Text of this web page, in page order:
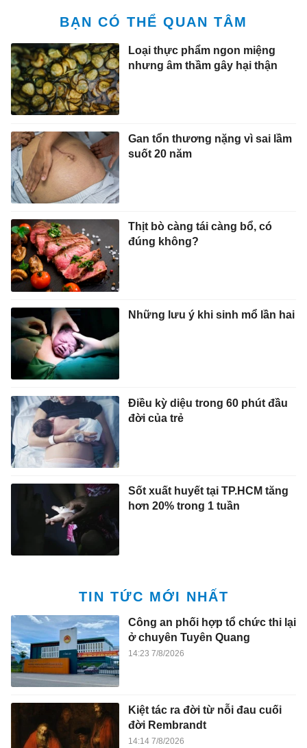
BẠN CÓ THỂ QUAN TÂM
Loại thực phẩm ngon miệng
nhưng âm thầm gây hại thận
Gan tổn thương nặng vì sai lầm
suốt 20 năm
Thịt bò càng tái càng bổ, có
đúng không?
Những lưu ý khi sinh mổ lần hai
Điều kỳ diệu trong 60 phút đầu
đời của trẻ
Sốt xuất huyết tại TP.HCM tăng
hơn 20% trong 1 tuần
TIN TỨC MỚI NHẤT
Công an phối hợp tổ chức thi lại
ở chuyên Tuyên Quang
14:23 7/8/2026
Kiệt tác ra đời từ nỗi đau cuối
đời Rembrandt
14:14 7/8/2026